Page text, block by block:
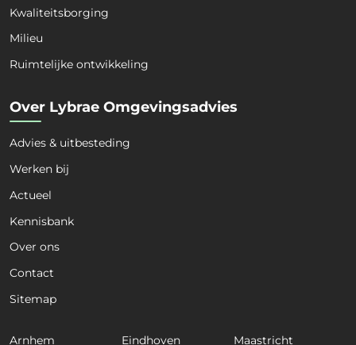
Kwaliteitsborging
Milieu
Ruimtelijke ontwikkeling
Over Lybrae Omgevingsadvies
Advies & uitbesteding
Werken bij
Actueel
Kennisbank
Over ons
Contact
Sitemap
Arnhem Eindhoven Maastricht